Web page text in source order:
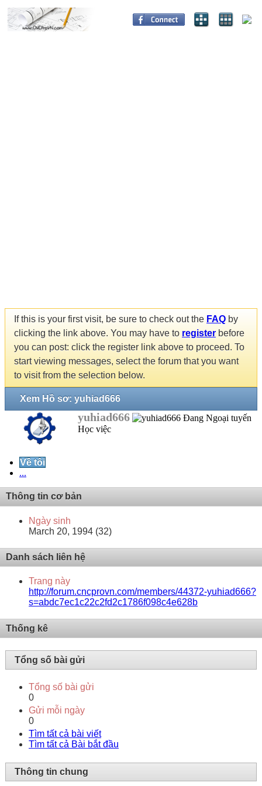
If this is your first visit, be sure to check out the FAQ by
clicking the link above. You may have to register before
you can post: click the register link above to proceed. To
start viewing messages, select the forum that you want
to visit from the selection below.
Xem Hồ sơ: yuhiad666
yuhiad666
Học việc
Về tôi
...
Thông tin cơ bản
Ngày sinh
March 20, 1994 (32)
Danh sách liên hệ
Trang này
http://forum.cncprovn.com/members/44372-yuhiad666?
s=abdc7ec1c22c2fd2c1786f098c4e628b
Thống kê
Tổng số bài gửi
Tổng số bài gửi
0
Gửi mỗi ngày
0
Tìm tất cả bài viết
Tìm tất cả Bài bắt đầu
Thông tin chung